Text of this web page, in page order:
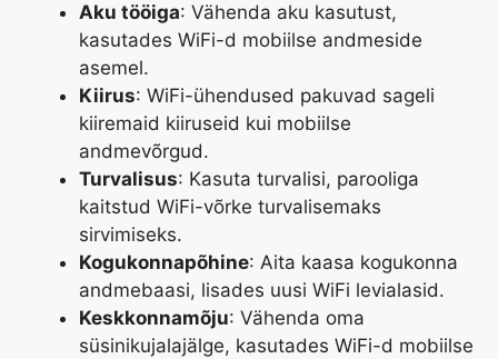
Aku tööiga: Vähenda aku kasutust,
kasutades WiFi-d mobiilse andmeside
asemel.
Kiirus: WiFi-ühendused pakuvad sageli
kiiremaid kiiruseid kui mobiilse
andmevõrgud.
Turvalisus: Kasuta turvalisi, parooliga
kaitstud WiFi-võrke turvalisemaks
sirvimiseks.
Kogukonnapõhine: Aita kaasa kogukonna
andmebaasi, lisades uusi WiFi levialasid.
Keskkonnamõju: Vähenda oma
süsinikujalajälge, kasutades WiFi-d mobiilse